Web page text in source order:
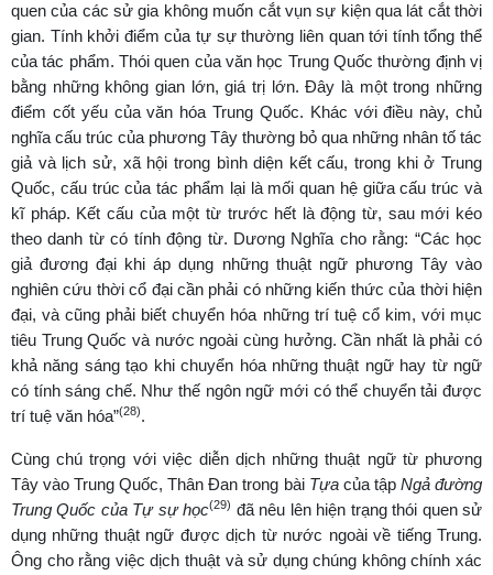
quen của các sử gia không muốn cắt vụn sự kiện qua lát cắt thời
gian. Tính khởi điểm của tự sự thường liên quan tới tính tổng thể
của tác phẩm. Thói quen của văn học Trung Quốc thường định vị
bằng những không gian lớn, giá trị lớn. Đây là một trong những
điểm cốt yếu của văn hóa Trung Quốc. Khác với điều này, chủ
nghĩa cấu trúc của phương Tây thường bỏ qua những nhân tố tác
giả và lịch sử, xã hội trong bình diện kết cấu, trong khi ở Trung
Quốc, cấu trúc của tác phẩm lại là mối quan hệ giữa cấu trúc và
kĩ pháp. Kết cấu của một từ trước hết là động từ, sau mới kéo
theo danh từ có tính động từ. Dương Nghĩa cho rằng: “Các học
giả đương đại khi áp dụng những thuật ngữ phương Tây vào
nghiên cứu thời cổ đại cần phải có những kiến thức của thời hiện
đại, và cũng phải biết chuyển hóa những trí tuệ cổ kim, với mục
tiêu Trung Quốc và nước ngoài cùng hưởng. Cần nhất là phải có
khả năng sáng tạo khi chuyển hóa những thuật ngữ hay từ ngữ
có tính sáng chế. Như thế ngôn ngữ mới có thể chuyển tải được
trí tuệ văn hóa”(28).
Cùng chú trọng với việc diễn dịch những thuật ngữ từ phương
Tây vào Trung Quốc, Thân Đan trong bài Tựacủa tập Ngả đường
Trung Quốc của Tự sự học(29) đã nêu lên hiện trạng thói quen sử
dụng những thuật ngữ được dịch từ nước ngoài về tiếng Trung.
Ông cho rằng việc dịch thuật và sử dụng chúng không chính xác